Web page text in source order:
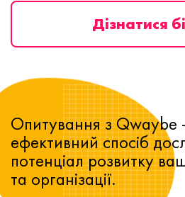
Дізнатися
Опитування з Qwaybe
ефективний спосіб
потенціал розвитку
та організації.